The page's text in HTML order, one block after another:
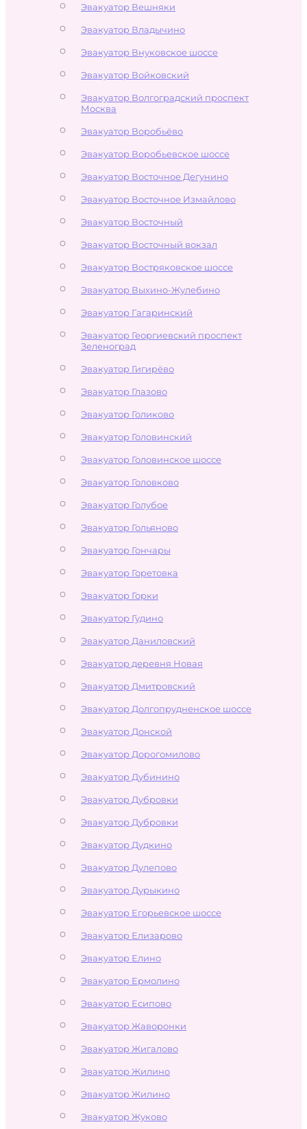
Эвакуатор Вешняки
Эвакуатор Владычино
Эвакуатор Внуковское шоссе
Эвакуатор Войковский
Эвакуатор Волгоградский проспект
Москва
Эвакуатор Воробьёво
Эвакуатор Воробьевское шоссе
Эвакуатор Восточное Дегунино
Эвакуатор Восточное Измайлово
Эвакуатор Восточный
Эвакуатор Восточный вокзал
Эвакуатор Востряковское шоссе
Эвакуатор Выхино-Жулебино
Эвакуатор Гагаринский
Эвакуатор Георгиевский проспект
Зеленоград
Эвакуатор Гигирёво
Эвакуатор Глазово
Эвакуатор Голиково
Эвакуатор Головинский
Эвакуатор Головинское шоссе
Эвакуатор Головково
Эвакуатор Голубое
Эвакуатор Гольяново
Эвакуатор Гончары
Эвакуатор Горетовка
Эвакуатор Горки
Эвакуатор Гудино
Эвакуатор Даниловский
Эвакуатор деревня Новая
Эвакуатор Дмитровский
Эвакуатор Долгопрудненское шоссе
Эвакуатор Донской
Эвакуатор Дорогомилово
Эвакуатор Дубинино
Эвакуатор Дубровки
Эвакуатор Дубровки
Эвакуатор Дудкино
Эвакуатор Дулепово
Эвакуатор Дурыкино
Эвакуатор Егорьевское шоссе
Эвакуатор Елизарово
Эвакуатор Елино
Эвакуатор Ермолино
Эвакуатор Есипово
Эвакуатор Жаворонки
Эвакуатор Жигалово
Эвакуатор Жилино
Эвакуатор Жилино
Эвакуатор Жуково